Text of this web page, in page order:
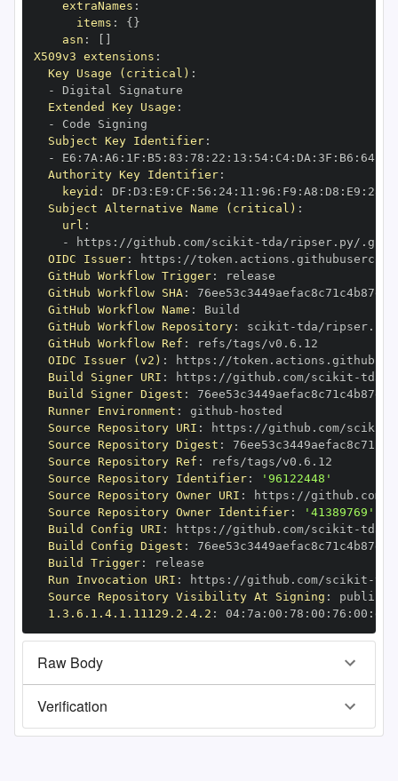
extraNames :
items : { }
asn :
X509v3 extensions :
Key Usage (critical) :
-
Extended Key Usage :
-
Subject Key Identifier:
-
E6 : 7A : A6 : 1F : B5 : 83 : 78 : 22 : 13 : 54: C4: DA : 3F : B6 : 64:
Authority Key Identifier:
keyid : DF : D3 : E9 : CF : 56 : 24: 11 : 96 : F9 : A8 : D8 : E9 : 28
Subject Alternative Name (critical) :
url :
-
https : //github.com/scikit -
OIDC Issuer: https :
GitHub Workflow Trigger:
GitHub Workflow SHA:
GitHub Workflow Name :
GitHub Workflow Repository: scikit -
GitHub Workflow Ref :
OIDC Issuer (v2) : https :
Build Signer URI : https : //github.com/scikit -
Build Signer Digest :
Runner Environment : github -
Source Repository URI : https : //github.com/scikit
Source Repository Digest :
Source Repository Ref :
Source Repository Identifier:
'96122448'
Source Repository Owner URI : https : //github.com/
Source Repository Owner Identifier:
'41389769'
Build Config URI : https : //github.com/scikit -
Build Config Digest :
Build Trigger:
Run Invocation URI : https : //github.com/scikit -
Source Repository Visibility At Signing :
1.3.6.1.4.1.11129.2.4.2 : 04: 7a : 00 : 78 : 00 : 76 : 00 : dd
Raw Body
Verification